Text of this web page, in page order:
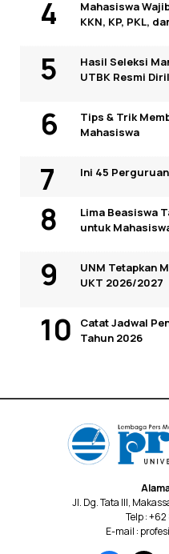
Mahasiswa
KKN, KP, PKL,
Hasil Seleksi
UTBK Resmi
Tips & Trik
Mahasiswa
Ini 45
Lima Beasiswa
untuk
UNM Tetapkan
UKT 2026/2027
Catat Jadwal
Tahun 2026
Jl. Dg. Tata III,
Telp :
E-mail :